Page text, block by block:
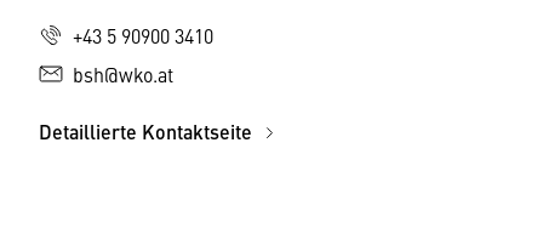
+43 5 90900 3410
bsh@wko.at
Detaillierte Kontaktseite